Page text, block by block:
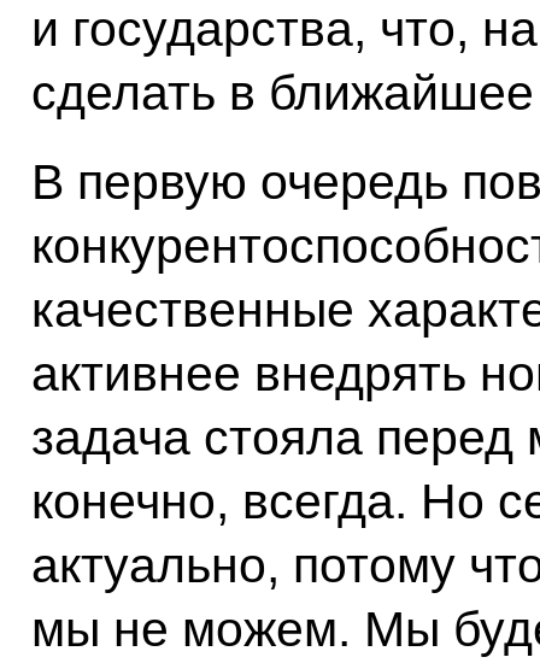
и государства, что,
сделать в
В первую очередь
качественные
активнее внедрять
задача стояла
конечно, всегда. Но
актуально, потому
мы не можем. Мы